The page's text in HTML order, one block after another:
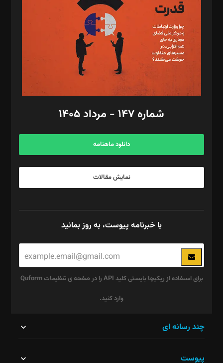
رستمی،مصطفی باستان
ویرایش: نگار استاد‌‌آقا
طراح یونیفرم: مجید توکلی
فیلمبرداری و عکاسی: امیر شفیعی، مانی لطفی زاده
گرافیک و صفحه‌آرایی: سید‌سبحان‌علی ثابت
مد‌یر توسعه تجاری: کامبیز برید‌
امور مالی: شاپور رهبری، محمد‌ کاظمی‌نیا
آگهی و مشترکین: ۰۹۱۹۹۹۹۰۴۵۴
شماره ۱۴۷ - مرداد ۱۴۰۵
دانلود ماهنامه
نمایش مقالات
با خبرنامه پیوست، به روز بمانید
برای استفاده از ریکپچا بایستی کلید API را در صفحه ی تنظیمات Quform
وارد کنید.
نباید
چند رسانه ای
پیوست